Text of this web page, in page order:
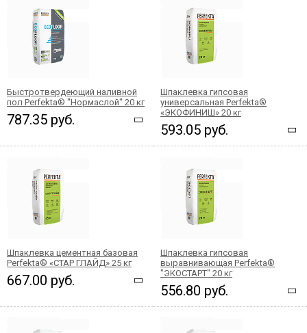
Быстротвердеющий наливной
пол Perfekta® "Нормаслой" 20 кг
787.35 руб.
Шпаклевка гипсовая
универсальная Perfekta®
«ЭКОФИНИШ» 20 кг
593.05 руб.
Шпаклевка цементная базовая
Perfekta® «СТАР ГЛАЙД» 25 кг
667.00 руб.
Шпаклевка гипсовая
выравнивающая Perfekta®
"ЭКОСТАРТ" 20 кг
556.80 руб.